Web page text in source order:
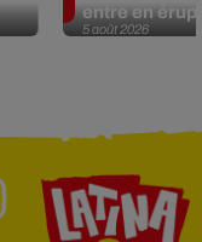
5 août 2026
entre en